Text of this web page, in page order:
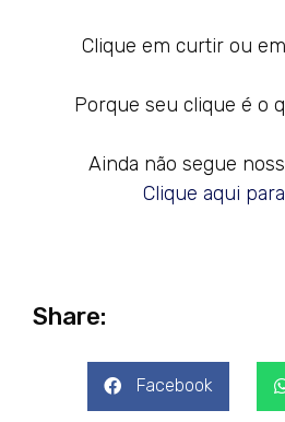
Clique em curtir ou
Porque seu clique é o
Ainda não segue
Clique aqui
Share:
Facebook